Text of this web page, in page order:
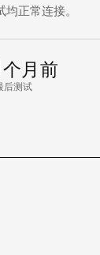
正常连接。
个月前
后测试